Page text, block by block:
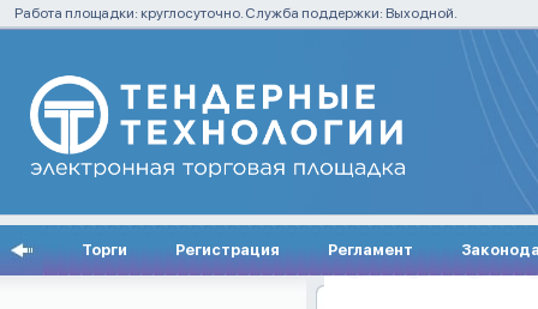
Работа площадки: круглосуточно. Служба поддержки: Выходной.
Торги Регистрация Регламент